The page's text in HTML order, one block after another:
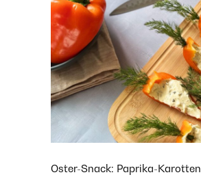
Oster-Snack: Paprika-Karotten